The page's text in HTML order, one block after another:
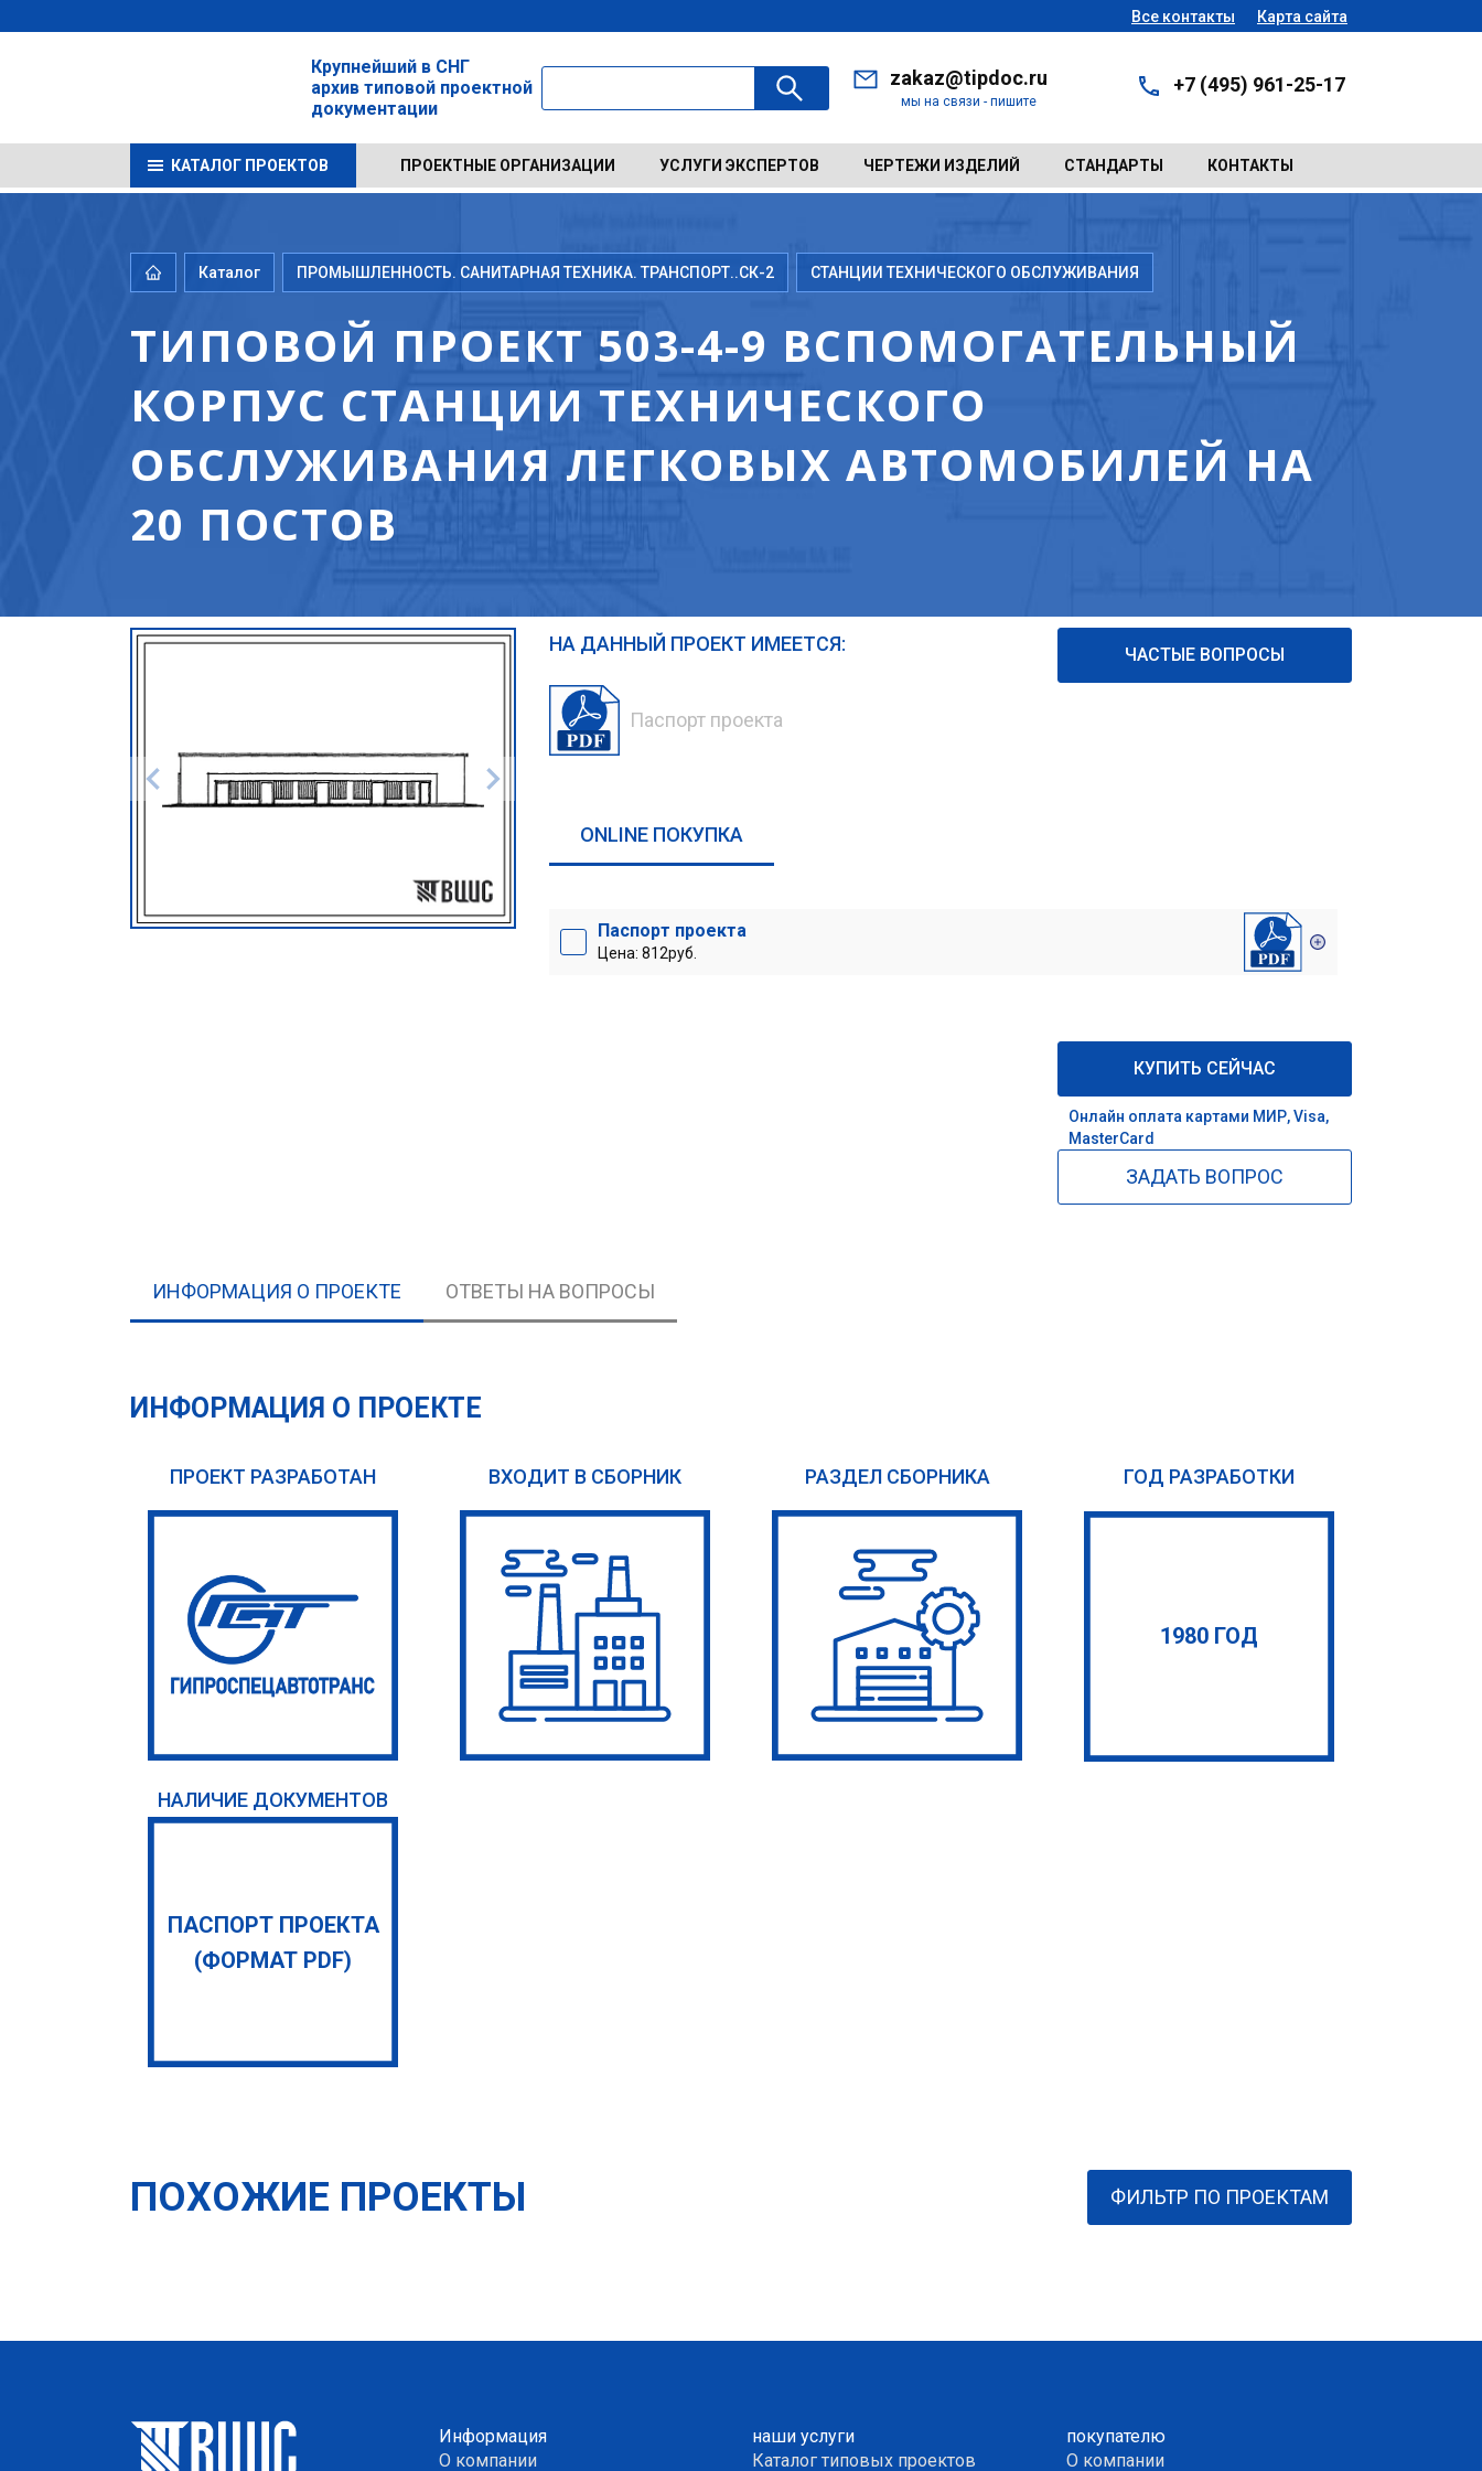
Все контакты Карта сайта
Крупнейший в СНГ
архив типовой проектной
документации
zakaz@tipdoc.ru
мы на связи - пишите
+7 (495) 961-25-17
КАТАЛОГ ПРОЕКТОВ ПРОЕКТНЫЕ ОРГАНИЗАЦИИ УСЛУГИ ЭКСПЕРТОВ ЧЕРТЕЖИ ИЗДЕЛИЙ СТАНДАРТЫ КОНТАКТЫ
Каталог ПРОМЫШЛЕННОСТЬ. САНИТАРНАЯ ТЕХНИКА. ТРАНСПОРТ..СК-2 СТАНЦИИ ТЕХНИЧЕСКОГО ОБСЛУЖИВАНИЯ
ТИПОВОЙ ПРОЕКТ 503-4-9 ВСПОМОГАТЕЛЬНЫЙ
КОРПУС СТАНЦИИ ТЕХНИЧЕСКОГО
ОБСЛУЖИВАНИЯ ЛЕГКОВЫХ АВТОМОБИЛЕЙ НА
20 ПОСТОВ
НА ДАННЫЙ ПРОЕКТ ИМЕЕТСЯ:
Паспорт проекта
ЧАСТЫЕ ВОПРОСЫ
ONLINE ПОКУПКА
Паспорт проекта
Цена: 812руб.
КУПИТЬ СЕЙЧАС
Онлайн оплата картами МИР, Visa,
MasterCard
ЗАДАТЬ ВОПРОС
ИНФОРМАЦИЯ О ПРОЕКТЕ ОТВЕТЫ НА ВОПРОСЫ
ИНФОРМАЦИЯ О ПРОЕКТЕ
ПРОЕКТ РАЗРАБОТАН ВХОДИТ В СБОРНИК РАЗДЕЛ СБОРНИКА ГОД РАЗРАБОТКИ
1980 ГОД
НАЛИЧИЕ ДОКУМЕНТОВ
ПАСПОРТ ПРОЕКТА
(ФОРМАТ PDF)
ПОХОЖИЕ ПРОЕКТЫ ФИЛЬТР ПО ПРОЕКТАМ
Информация
О компании
наши услуги
Каталог типовых проектов
покупателю
О компании